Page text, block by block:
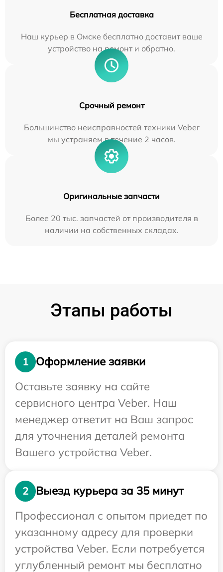
Бесплатная доставка
Наш курьер в Омске бесплатно доставит ваше
устройство на ремонт и обратно.
Срочный ремонт
Большинство неисправностей техники Veber
мы устраняем в течение 2 часов.
Оригинальные запчасти
Более 20 тыс. запчастей от производителя в
наличии на собственных складах.
Этапы работы
1
Оформление заявки
Оставьте заявку на сайте
сервисного центра Veber. Наш
менеджер ответит на Ваш запрос
для уточнения деталей ремонта
Вашего устройства Veber.
2
Выезд курьера за 35 минут
Профессионал с опытом приедет по
указанному адресу для проверки
устройства Veber. Если потребуется
углубленный ремонт мы бесплатно